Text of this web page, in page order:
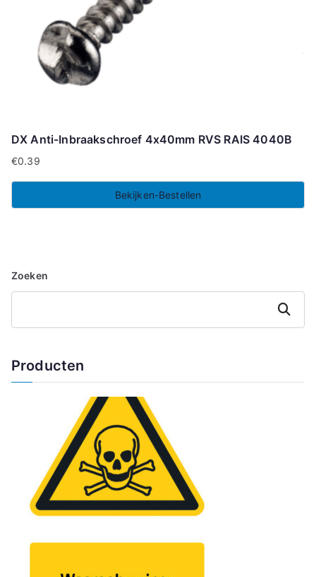
DX Anti-Inbraakschroef 4x40mm RVS RAIS 4040B
€0.39
Bekijken-Bestellen
Zoeken
Zoeken
Producten